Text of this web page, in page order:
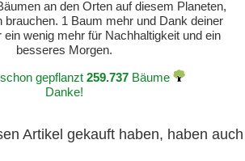
an den Orten auf diesem Planeten,
brauchen. 1 Baum mehr und Dank deiner
ein wenig mehr für Nachhaltigkeit und ein
besseres Morgen.
gepflanzt 259.737Bäume
Danke!
Artikel gekauft haben, haben auch